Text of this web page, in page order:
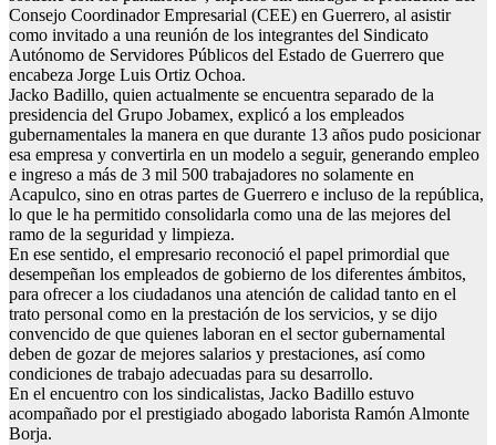
Consejo Coordinador Empresarial (CEE) en Guerrero, al asistir
como invitado a una reunión de los integrantes del Sindicato
Autónomo de Servidores Públicos del Estado de Guerrero que
encabeza Jorge Luis Ortiz Ochoa.
Jacko Badillo, quien actualmente se encuentra separado de la
presidencia del Grupo Jobamex, explicó a los empleados
gubernamentales la manera en que durante 13 años pudo posicionar
esa empresa y convertirla en un modelo a seguir, generando empleo
e ingreso a más de 3 mil 500 trabajadores no solamente en
Acapulco, sino en otras partes de Guerrero e incluso de la república,
lo que le ha permitido consolidarla como una de las mejores del
ramo de la seguridad y limpieza.
En ese sentido, el empresario reconoció el papel primordial que
desempeñan los empleados de gobierno de los diferentes ámbitos,
para ofrecer a los ciudadanos una atención de calidad tanto en el
trato personal como en la prestación de los servicios, y se dijo
convencido de que quienes laboran en el sector gubernamental
deben de gozar de mejores salarios y prestaciones, así como
condiciones de trabajo adecuadas para su desarrollo.
En el encuentro con los sindicalistas, Jacko Badillo estuvo
acompañado por el prestigiado abogado laborista Ramón Almonte
Borja.